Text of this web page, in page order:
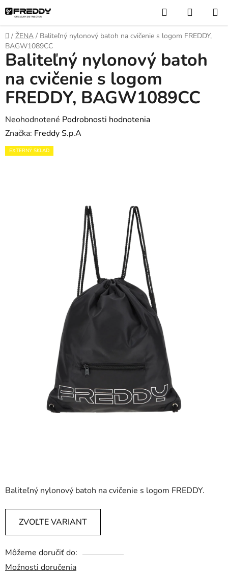
Prejsť
na
obsah
Hľadať
KOŠÍK
Domov
/ ŽENA / Baliteľný nylonový batoh na cvičenie s logom FREDDY,
BAGW1089CC
Baliteľný nylonový batoh na cvičenie s logom FREDDY.
ZVOĽTE VARIANT
Môžeme doručiť do:
Možnosti doručenia
Baliteľný nylonový batoh
na cvičenie s logom
FREDDY, BAGW1089CC
Priemerné
hodnotenie
produktu
Neohodnotené Podrobnosti hodnotenia
Značka: Freddy S.p.A
EXTERNÝ SKLAD